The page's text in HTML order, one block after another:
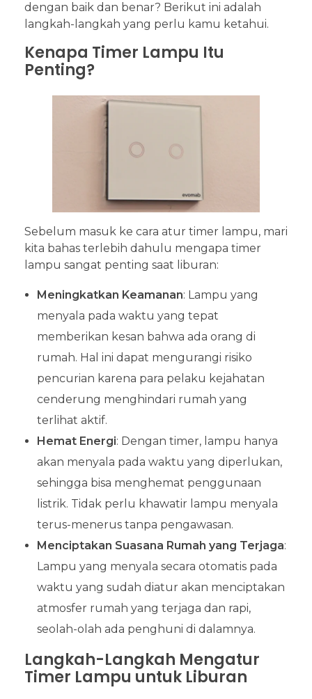
dengan baik dan benar? Berikut ini adalah
langkah-langkah yang perlu kamu ketahui.
Kenapa Timer Lampu Itu
Penting?
Sebelum masuk ke cara atur timer lampu, mari
kita bahas terlebih dahulu mengapa timer
lampu sangat penting saat liburan:
Meningkatkan Keamanan: Lampu yang
menyala pada waktu yang tepat
memberikan kesan bahwa ada orang di
rumah. Hal ini dapat mengurangi risiko
pencurian karena para pelaku kejahatan
cenderung menghindari rumah yang
terlihat aktif.
Hemat Energi: Dengan timer, lampu hanya
akan menyala pada waktu yang diperlukan,
sehingga bisa menghemat penggunaan
listrik. Tidak perlu khawatir lampu menyala
terus-menerus tanpa pengawasan.
Menciptakan Suasana Rumah yang Terjaga:
Lampu yang menyala secara otomatis pada
waktu yang sudah diatur akan menciptakan
atmosfer rumah yang terjaga dan rapi,
seolah-olah ada penghuni di dalamnya.
Langkah-Langkah Mengatur
Timer Lampu untuk Liburan